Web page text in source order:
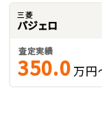
三菱
パジェロ
査定実績
350.0 万円